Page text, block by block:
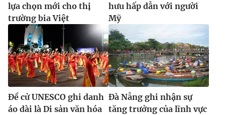
lựa chọn mới cho thị
trường bia Việt
hưu hấp dẫn với người
Mỹ
Đề cử UNESCO ghi danh
áo dài là Di sản văn hóa
Đà Nẵng ghi nhận sự
tăng trưởng của lĩnh vực